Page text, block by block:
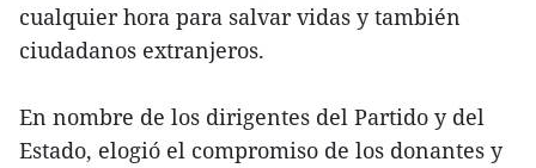
cualquier hora para salvar vidas y también
ciudadanos extranjeros.
En nombre de los dirigentes del Partido y del
Estado, elogió el compromiso de los donantes y